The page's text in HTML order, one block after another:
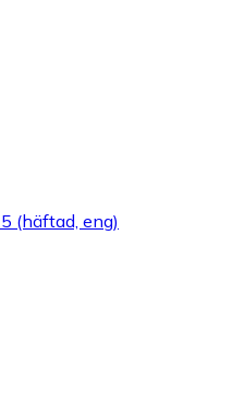
(häftad, eng)